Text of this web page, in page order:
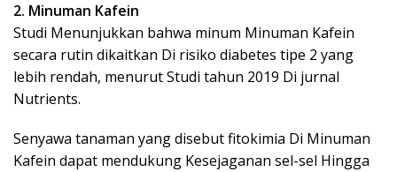
2. Minuman Kafein
Studi Menunjukkan bahwa minum Minuman Kafein
secara rutin dikaitkan Di risiko diabetes tipe 2 yang
lebih rendah, menurut Studi tahun 2019 Di jurnal
Nutrients.
Senyawa tanaman yang disebut fitokimia Di Minuman
Kafein dapat mendukung Kesejaganan sel-sel Hingga